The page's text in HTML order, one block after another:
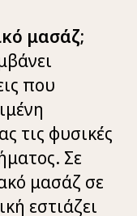
μασάζ;
που
τις φυσικές
Σε
μασάζ σε
εστιάζει